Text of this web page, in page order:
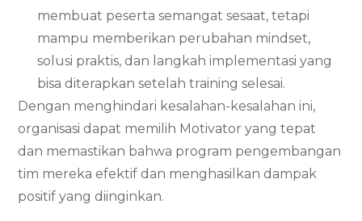
membuat peserta semangat sesaat, tetapi
mampu memberikan perubahan mindset,
solusi praktis, dan langkah implementasi yang
bisa diterapkan setelah training selesai.
Dengan menghindari kesalahan-kesalahan ini,
organisasi dapat memilih Motivator yang tepat
dan memastikan bahwa program pengembangan
tim mereka efektif dan menghasilkan dampak
positif yang diinginkan.